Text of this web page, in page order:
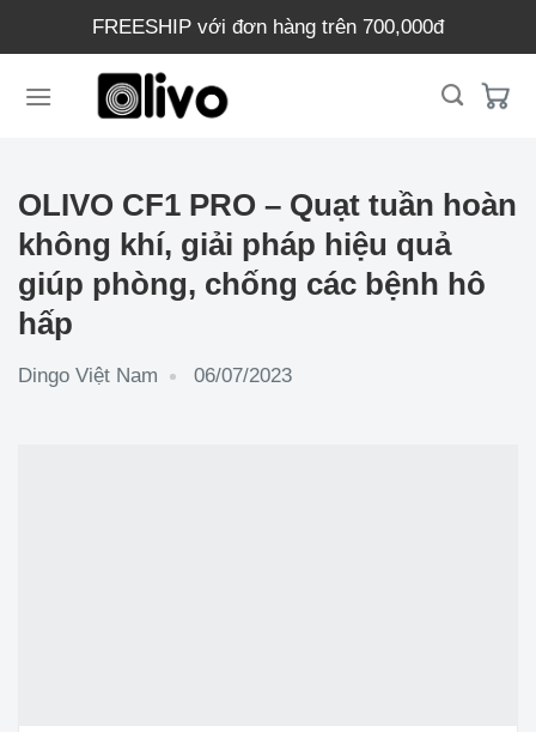
dung
FREESHIP với đơn hàng trên 700,000đ
OLIVO CF1 PRO – Quạt tuần hoàn
không khí, giải pháp hiệu quả
giúp phòng, chống các bệnh hô
hấp
Dingo Việt Nam 06/07/2023